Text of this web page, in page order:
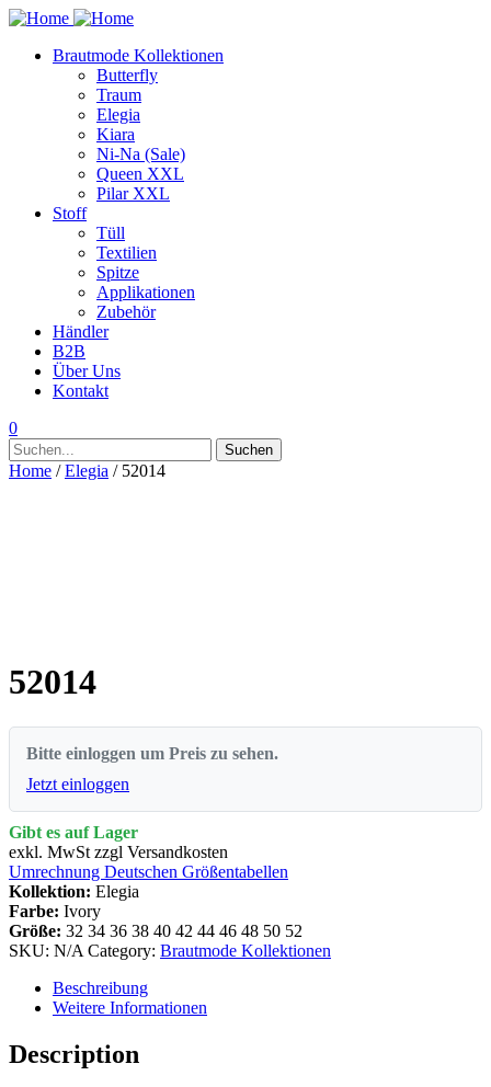
Brautmode Kollektionen
Butterfly
Traum
Elegia
Kiara
Ni-Na (Sale)
Queen XXL
Pilar XXL
Stoff
Tüll
Textilien
Spitze
Applikationen
Zubehör
Händler
B2B
Über Uns
Kontakt
0
Suchen
nach:
Suchen
Home /Elegia / 52014
52014
Bitte einloggen um Preis zu sehen.
Jetzt einloggen
Gibt es auf Lager
exkl. MwSt zzgl Versandkosten
Umrechnung Deutschen Größentabellen
Kollektion: Elegia
Farbe: Ivory
Größe: 32 34 36 38 40 42 44 46 48 50 52
SKU: N/A Category: Brautmode Kollektionen
Beschreibung
Weitere Informationen
Description